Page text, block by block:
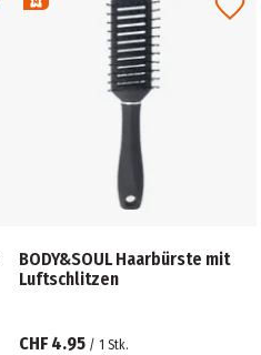
BODY&SOUL Haarbürste mit
Luftschlitzen
CHF 4.95 / 1 Stk.